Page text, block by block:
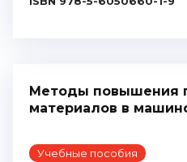
Методы повышения
материалов в
Учебные пособия